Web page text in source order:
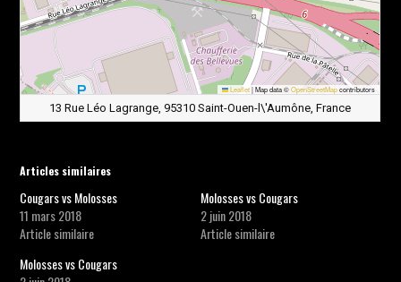
Leaflet |Map data ©OpenStreetMapcontributors
13 Rue Léo Lagrange, 95310 Saint-Ouen-l\'Aumône, France
Articles similaires
Cougars vs Molosses
11 mars 2018
Article similaire
Molosses vs Cougars
2 juin 2018
Article similaire
Molosses vs Cougars